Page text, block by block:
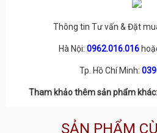
Thông tin Tư vấn & Đặt
Hà Nội:0962.016.016
Tp. Hồ Chí Minh:
Tham khảo thêm sản phẩm
SẢN PHẨM